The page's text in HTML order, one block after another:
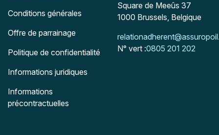
Conditions générales
Offre de parrainage
Politique de confidentialité
Informations juridiques
Informations
précontractuelles
Square de Meeûs 37
1000 Brussels, Belgique
Mail :
N° vert :0805 201 202